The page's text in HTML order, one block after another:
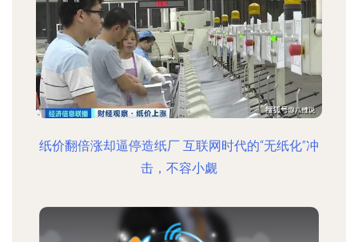
纸价翻倍涨却逼停造纸厂 互联网时代的“无纸化”冲
击，不容小觑